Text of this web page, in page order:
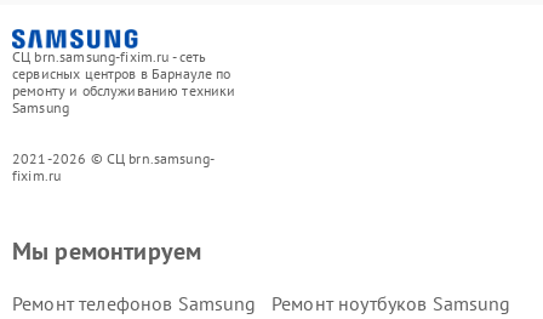
СЦ brn.samsung-fixim.ru - сеть
сервисных центров в Барнауле по
ремонту и обслуживанию техники
Samsung
2021-2026 © СЦ brn.samsung-
fixim.ru
Мы ремонтируем
Ремонт телефонов Samsung
Ремонт ноутбуков Samsung